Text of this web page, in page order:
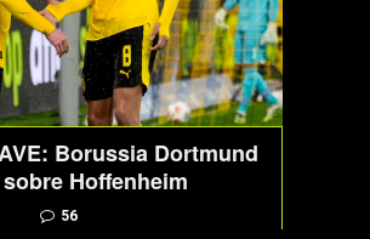
Borussia Dortmund
Hoffenheim
56